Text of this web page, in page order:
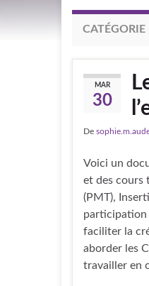
CATÉGORIE
MAR
30
De
Voici un
et des cours
(PMT),
participation
faciliter la
aborder les
travailler en